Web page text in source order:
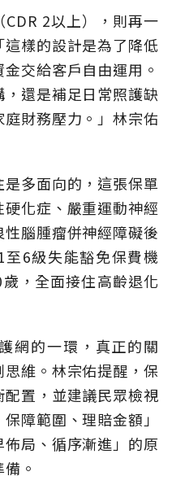
2以上），則再一
樣的設計是為了降低
交給客戶自由運用。
還是補足日常照護缺
財務壓力。」林宗佑
多面向的，這張保單
化症、嚴重運動神經
腦腫瘤併神經障礙後
6級失能豁免保費機
，全面接住高齡退化
網的一環，真正的關
維。 林宗佑提醒，保
置，並建議民眾檢視
障範圍、理賠金額」
局、循序漸進」的原
。